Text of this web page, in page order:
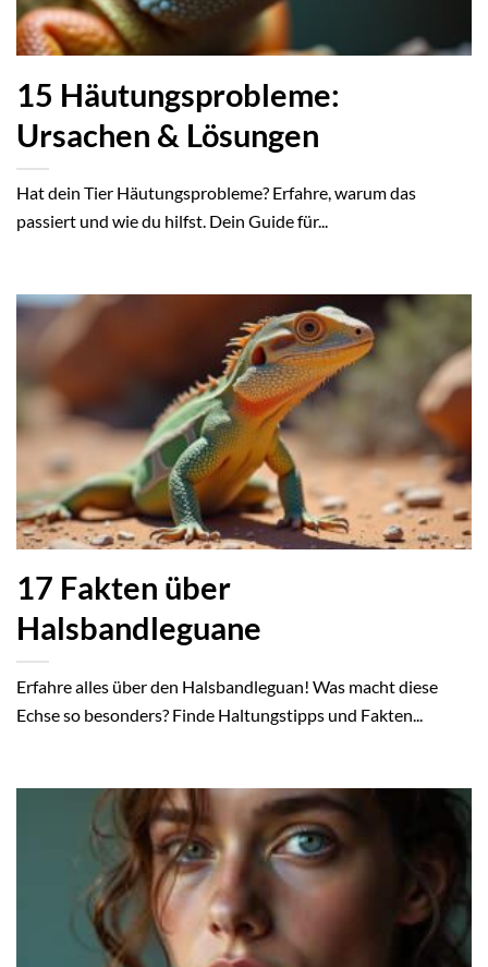
15 Häutungsprobleme:
Ursachen & Lösungen
Hat dein Tier Häutungsprobleme? Erfahre, warum das
passiert und wie du hilfst. Dein Guide für...
17 Fakten über
Halsbandleguane
Erfahre alles über den Halsbandleguan! Was macht diese
Echse so besonders? Finde Haltungstipps und Fakten...